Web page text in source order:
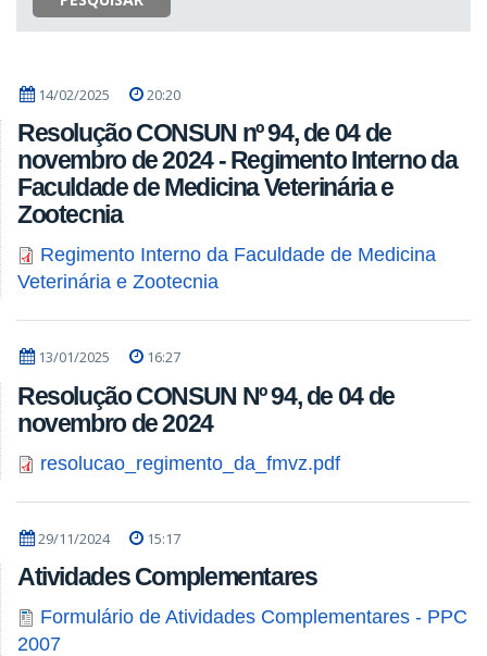
14/02/2025 20:20
Resolução CONSUN nº 94, de 04 de
novembro de 2024 - Regimento Interno da
Faculdade de Medicina Veterinária e
Zootecnia
Regimento Interno da Faculdade de Medicina
Veterinária e Zootecnia
13/01/2025 16:27
Resolução CONSUN Nº 94, de 04 de
novembro de 2024
resolucao_regimento_da_fmvz.pdf
29/11/2024 15:17
Atividades Complementares
Formulário de Atividades Complementares - PPC
2007